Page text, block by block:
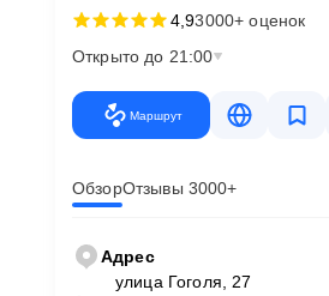
4,93000+ оценок
Открыто до 21:00
Маршрут
ОбзорОтзывы 3000+
Адрес
улица Гоголя, 27